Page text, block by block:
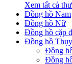
Xem tất cả
Đồng hồ Nam
Đồng hồ Nữ
Đồng hồ cặp
Đồng hồ
Đồng
Đồng